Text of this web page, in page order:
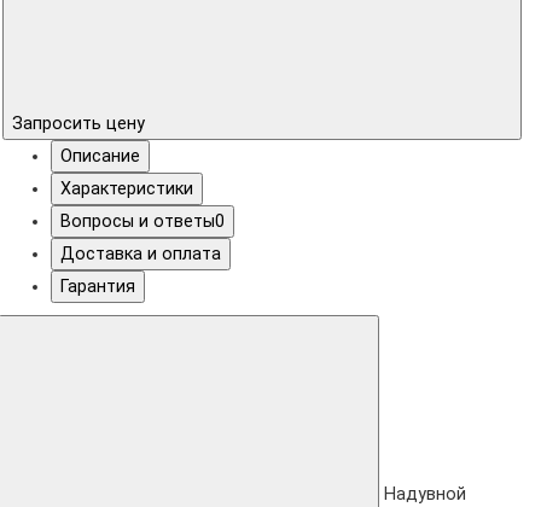
Запросить цену
Описание
Характеристики
Вопросы и ответы0
Доставка и оплата
Гарантия
Надувной